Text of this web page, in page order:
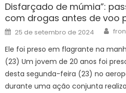
Disfarçado de múmia”:
com drogas antes de voo
Posted
on
25 de setembro de 2024
Ele foi preso em flagrante na
(23) Um jovem de 20 anos foi
desta segunda-feira (23) no
durante uma ação conjunta